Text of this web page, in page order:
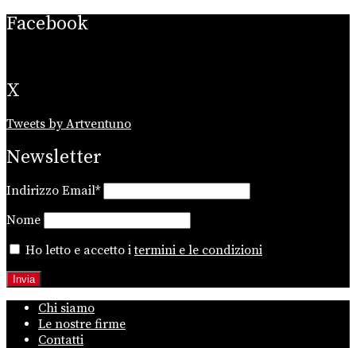
Facebook
X
Tweets by Artventuno
Newsletter
Indirizzo Email*
Nome
Ho letto e accetto itermini e le condizioni
Chi siamo
Le nostre firme
Contatti